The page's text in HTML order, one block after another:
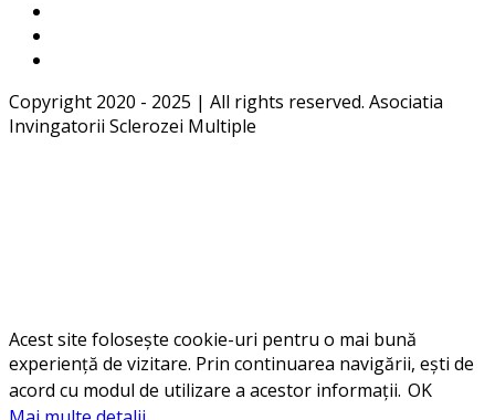
Copyright 2020 - 2025 | All rights reserved. Asociatia
Invingatorii Sclerozei Multiple
Acest site folosește cookie-uri pentru o mai bună
experiență de vizitare. Prin continuarea navigării, ești de
acord cu modul de utilizare a acestor informații. OK